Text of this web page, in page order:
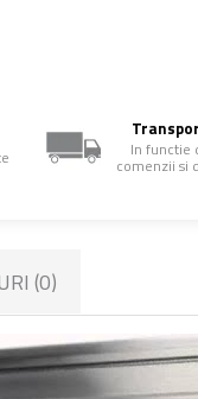
In functie
comenzii si
(0)